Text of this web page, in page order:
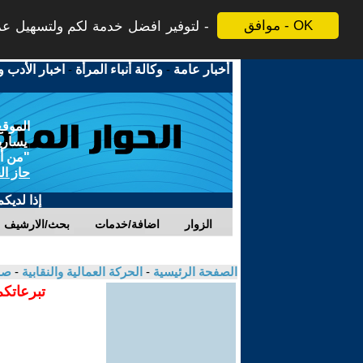
موافق - OK لتوفير افضل خدمة لكم ولتسهيل
أخبار عامة -وكالة أنباء المرأة - اخبار الأدب
"من
حاز
إذا
بحث/الارشيف اضافة/خدمات الزوار
الصفحة الرئيسية - الحركة العمالية والنقابية -